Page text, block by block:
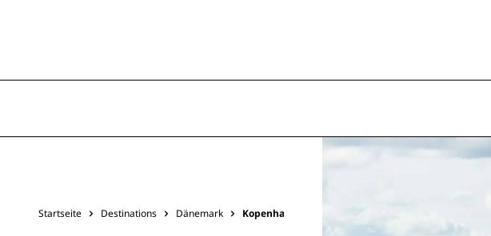
Startseite Destinations Dänemark Kopenhagen